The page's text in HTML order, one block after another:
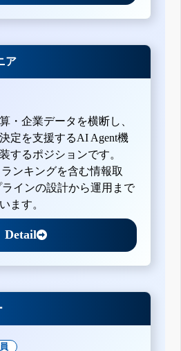
ア
・企業データを横断し、
定を支援するAI Agent機
するポジションです。
ンキングを含む情報取
インの設計から運用まで
ます。
Detail